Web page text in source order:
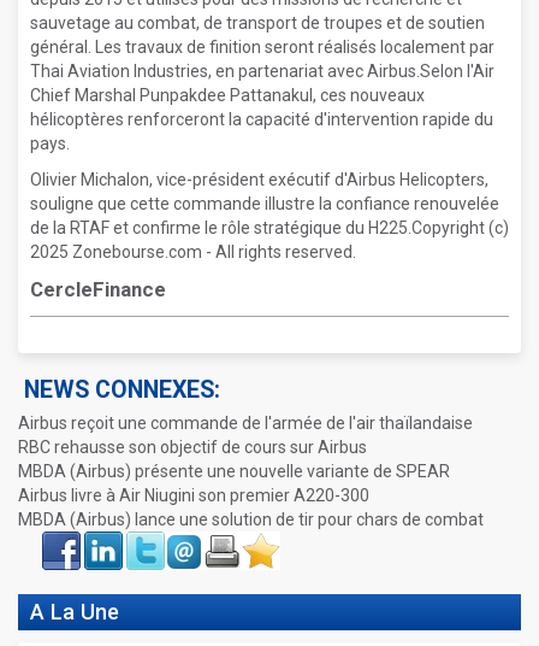
sauvetage au combat, de transport de troupes et de soutien
général. Les travaux de finition seront réalisés localement par
Thai Aviation Industries, en partenariat avec Airbus.Selon l'Air
Chief Marshal Punpakdee Pattanakul, ces nouveaux
hélicoptères renforceront la capacité d'intervention rapide du
pays.
Olivier Michalon, vice-président exécutif d'Airbus Helicopters,
souligne que cette commande illustre la confiance renouvelée
de la RTAF et confirme le rôle stratégique du H225.Copyright (c)
2025 Zonebourse.com - All rights reserved.
CercleFinance
NEWS CONNEXES:
Airbus reçoit une commande de l'armée de l'air thaïlandaise
RBC rehausse son objectif de cours sur Airbus
MBDA (Airbus) présente une nouvelle variante de SPEAR
Airbus livre à Air Niugini son premier A220-300
MBDA (Airbus) lance une solution de tir pour chars de combat
Face
book
LinkIn Twitter Envoyer ImprimerFavoris
A La Une